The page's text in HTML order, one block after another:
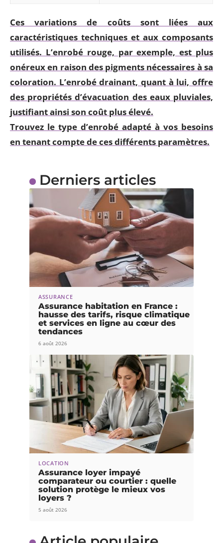
Ces variations de coûts sont liées aux
caractéristiques techniques et aux composants
utilisés. L’enrobé rouge, par exemple, est plus
onéreux en raison des pigments nécessaires à sa
coloration. L’enrobé drainant, quant à lui, offre
des propriétés d’évacuation des eaux pluviales,
justifiant ainsi son coût plus élevé.
Trouvez le type d’enrobé adapté à vos besoins
en tenant compte de ces différents paramètres.
Derniers articles
ASSURANCE
Assurance habitation en France :
hausse des tarifs, risque climatique
et services en ligne au cœur des
tendances
6 août 2026
LOCATION
Assurance loyer impayé
comparateur ou courtier : quelle
solution protège le mieux vos
loyers ?
5 août 2026